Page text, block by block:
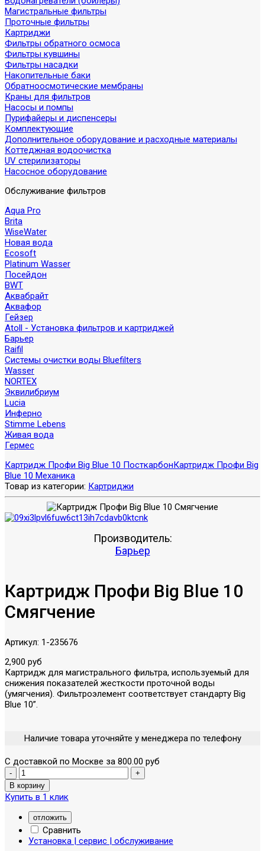
Магистральные фильтры
Проточные фильтры
Картриджи
Фильтры обратного осмоса
Фильтры кувшины
Фильтры насадки
Накопительные баки
Обратноосмотические мембраны
Краны для фильтров
Насосы и помпы
Пурифайеры и диспенсеры
Комплектующие
Дополнительное оборудование и расходные материалы
Коттеджная водоочистка
UV стерилизаторы
Насосное оборудование
Обслуживание фильтров
Aqua Pro
Brita
WiseWater
Новая вода
Ecosoft
Platinum Wasser
Посейдон
BWT
Аквабрайт
Аквафор
Гейзер
Atoll - Установка фильтров и картриджей
Барьер
Raifil
Системы очистки воды Bluefilters
Wasser
NORTEX
Эквилибриум
Lucia
Инферно
Stimme Lebens
Живая вода
Гермес
Картридж Профи Big Blue 10 ПосткарбонКартридж Профи Big
Blue 10 Механика
Товар из категории: Картриджи
Производитель:
Барьер
Картридж Профи Big Blue 10
Смягчение
Артикул: 1-235676
2,900 руб
Картридж для магистрального фильтра, используемый для
снижения показателей жесткости проточной воды
(умягчения). Фильтроэлемент соответствует стандарту Big
Blue 10”.
Наличие товара уточняйте у менеджера по телефону
С доставкой по Москве за 800.00 руб
Купить в 1 клик
отложить
Сравнить
Установка | сервис | обслуживание